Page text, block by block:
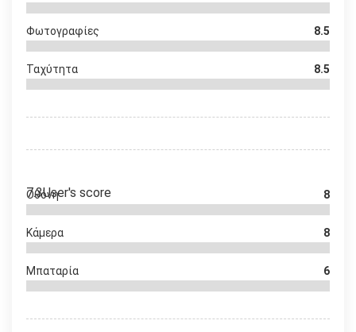
Φωτογραφίες 8.5
Ταχύτητα 8.5
7.3User's score
Οθόνη 8
Κάμερα 8
Μπαταρία 6